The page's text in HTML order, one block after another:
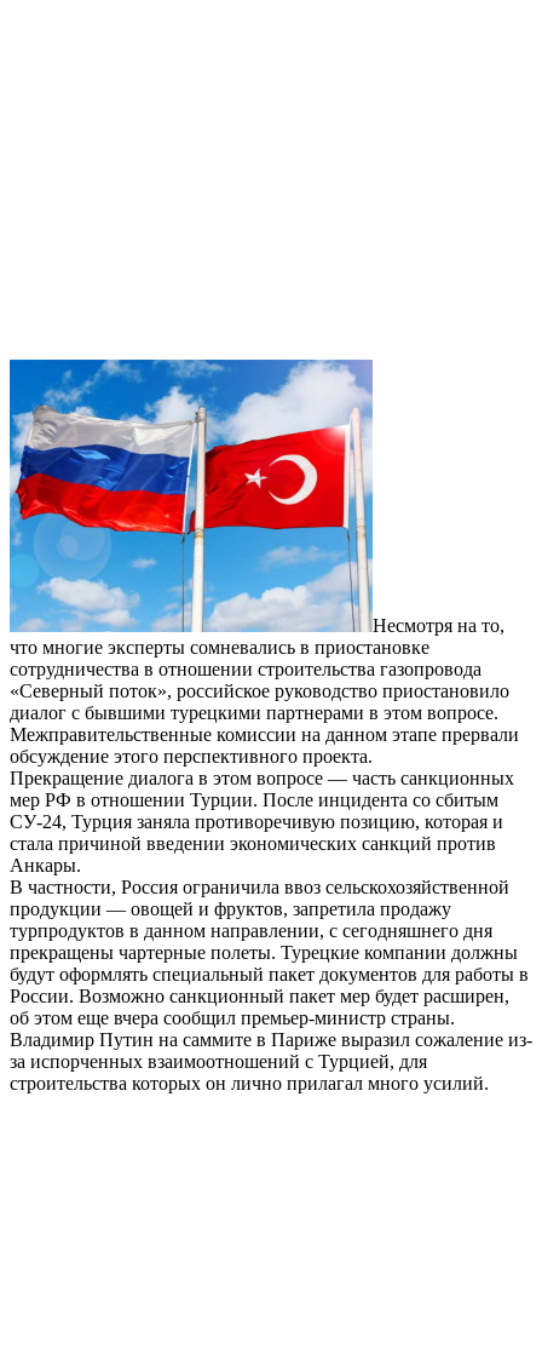
Несмотря на то,
что многие эксперты сомневались в приостановке
сотрудничества в отношении строительства газопровода
«Северный поток», российское руководство приостановило
диалог с бывшими турецкими партнерами в этом вопросе.
Межправительственные комиссии на данном этапе прервали
обсуждение этого перспективного проекта.
Прекращение диалога в этом вопросе — часть санкционных
мер РФ в отношении Турции. После инцидента со сбитым
СУ-24, Турция заняла противоречивую позицию, которая и
стала причиной введении экономических санкций против
Анкары.
В частности, Россия ограничила ввоз сельскохозяйственной
продукции — овощей и фруктов, запретила продажу
турпродуктов в данном направлении, с сегодняшнего дня
прекращены чартерные полеты. Турецкие компании должны
будут оформлять специальный пакет документов для работы в
России. Возможно санкционный пакет мер будет расширен,
об этом еще вчера сообщил премьер-министр страны.
Владимир Путин на саммите в Париже выразил сожаление из-
за испорченных взаимоотношений с Турцией, для
строительства которых он лично прилагал много усилий.